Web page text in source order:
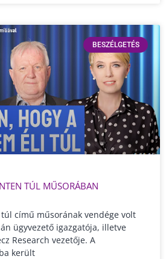
BESZÉLGETÉS
TÚL MŰSORÁBAN
című műsorának vendége volt
ügyvezető igazgatója, illetve
Research vezetője. A
került